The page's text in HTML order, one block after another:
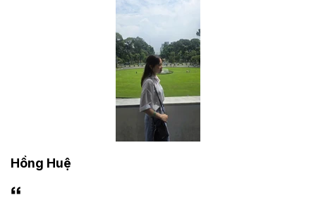
Hồng Huệ